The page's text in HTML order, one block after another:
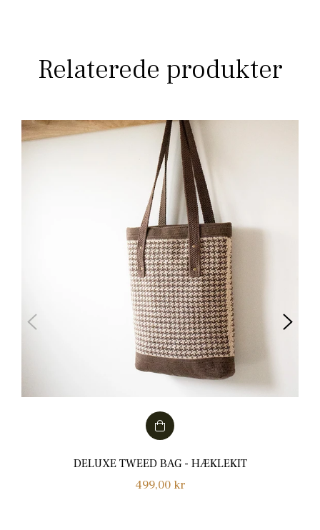
Relaterede produkter
DELUXE TWEED BAG - HÆKLEKIT
Normalpris
499,00 kr